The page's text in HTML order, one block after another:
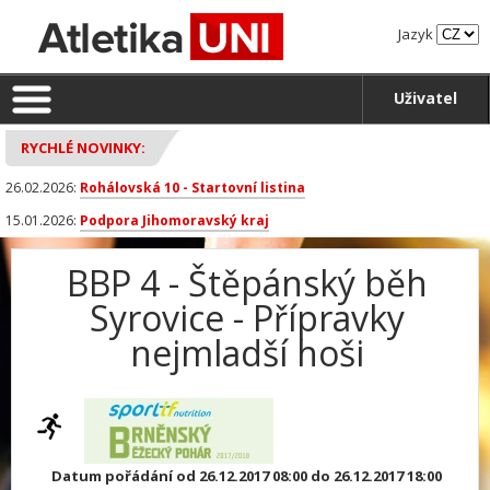
Jazyk
Uživatel
RYCHLÉ NOVINKY:
26.02.2026: Rohálovská 10 - Startovní listina
15.01.2026: Podpora Jihomoravský kraj
BBP 4 - Štěpánský běh
Syrovice - Přípravky
nejmladší hoši
Datum pořádání od 26.12.2017 08:00 do 26.12.2017 18:00